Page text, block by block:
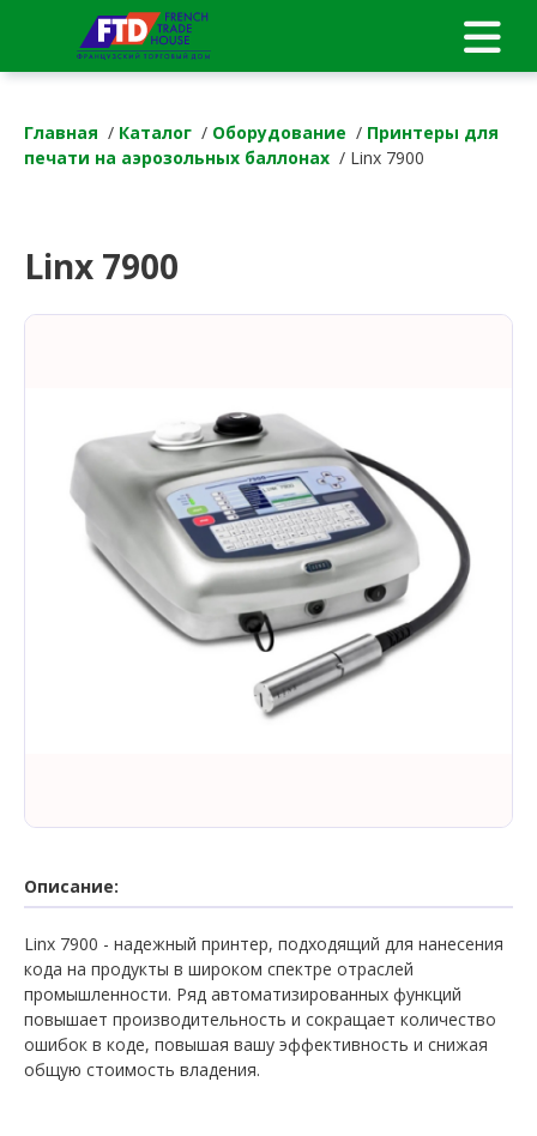
Главная / Каталог / Оборудование / Принтеры для
печати на аэрозольных баллонах / Linx 7900
Linx 7900
Описание:
Linx 7900 - надежный принтер, подходящий для нанесения
кода на продукты в широком спектре отраслей
промышленности. Ряд автоматизированных функций
повышает производительность и сокращает количество
ошибок в коде, повышая вашу эффективность и снижая
общую стоимость владения.